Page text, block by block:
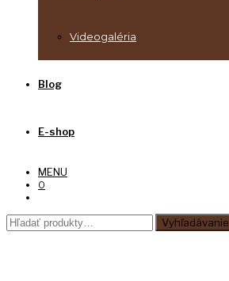
Videogaléria
Blog
E-shop
MENU
0
Hľadať: Vyhľadávanie